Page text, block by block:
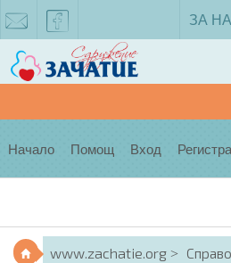
facebook
ЗА
Начало Помощ Вход
www.zachatie.org